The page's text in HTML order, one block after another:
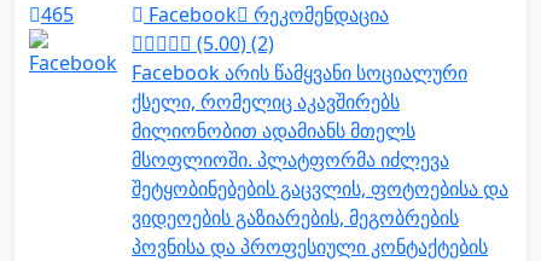
465 Facebook
რეკომენდაცია
(5.00) (2)
Facebook არის წამყვანი სოციალური
ქსელი, რომელიც აკავშირებს
მილიონობით ადამიანს მთელს
მსოფლიოში. პლატფორმა იძლევა
შეტყობინებების გაცვლის, ფოტოებისა და
ვიდეოების გაზიარების, მეგობრების
პოვნისა და პროფესიული კონტაქტების